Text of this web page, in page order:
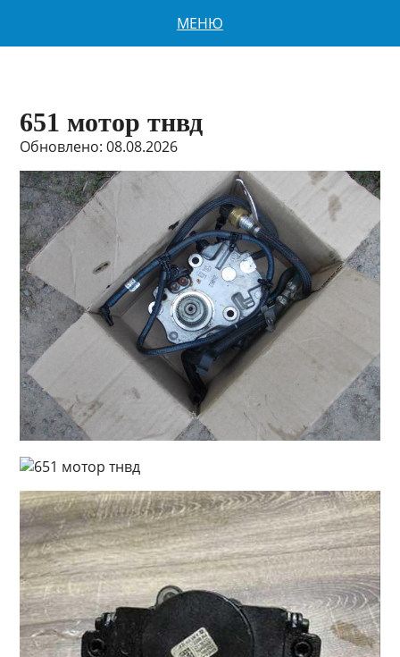
МЕНЮ
651 мотор тнвд
Обновлено: 08.08.2026